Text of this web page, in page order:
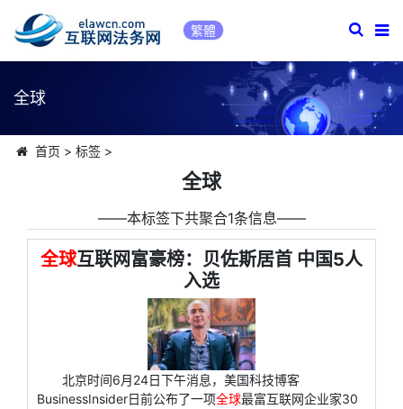
繁體
全球
首页 > 标签>
全球
――本标签下共聚合1条信息――
全球互联网富豪榜：贝佐斯居首 中国5人
入选
北京时间6月24日下午消息，美国科技博客
BusinessInsider日前公布了一项全球最富互联网企业家30